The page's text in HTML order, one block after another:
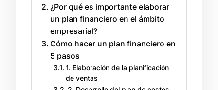
¿Por qué es importante elaborar
un plan financiero en el ámbito
empresarial?
Cómo hacer un plan financiero en
5 pasos
1. Elaboración de la planificación
de ventas